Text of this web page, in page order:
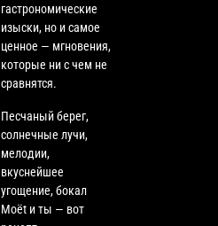
гастрономические
изыски, но и самое
ценное — мгновения,
которые ни с чем не
сравнятся.
Песчаный берег,
солнечные лучи,
мелодии,
вкуснейшее
угощение, бокал
Moët и ты — вот